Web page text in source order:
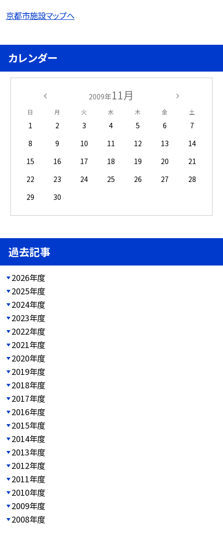
京都市施設マップへ
カレンダー
2009年11月
日 月 火 水 木 金 土
1 2 3 4 5 6
7
8
9 10 11 12 13
14
15
16 17 18 19 20
21
22
23 24 25 26 27
28
29
30
過去記事
2026年度
2025年度
2024年度
2023年度
2022年度
2021年度
2020年度
2019年度
2018年度
2017年度
2016年度
2015年度
2014年度
2013年度
2012年度
2011年度
2010年度
2009年度
2008年度